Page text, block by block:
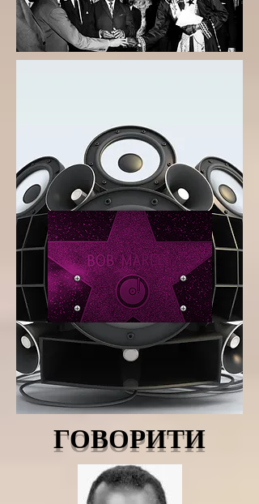
ГОВОРИТИ